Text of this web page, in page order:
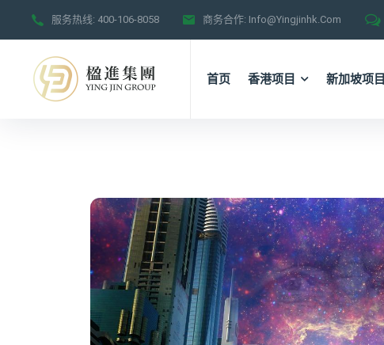
服务热线: 400-106-8058 商务合作: Info@yingjinhk.com
首页 香港项目 新加坡项目